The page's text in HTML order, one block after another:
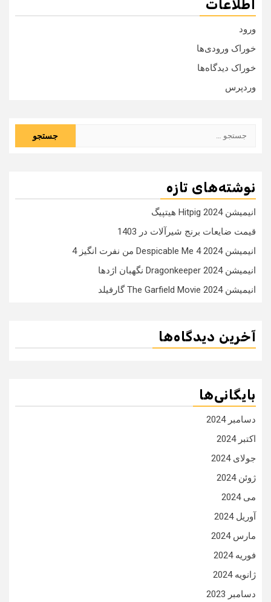
اطلاعات
ورود
خوراک ورودی‌ها
خوراک دیدگاه‌ها
وردپرس
نوشته‌های تازه
انیمیشن Hitpig 2024 هیتپیگ
قیمت ضایعات برنج شیرآلات در 1403
انیمیشن Despicable Me 4 2024 من نفرت انگیز 4
انیمیشن Dragonkeeper 2024 نگهبان اژدها
انیمیشن The Garfield Movie 2024 گارفیلد
آخرین دیدگاه‌ها
بایگانی‌ها
دسامبر 2024
اکتبر 2024
جولای 2024
ژوئن 2024
می 2024
آوریل 2024
مارس 2024
فوریه 2024
ژانویه 2024
دسامبر 2023